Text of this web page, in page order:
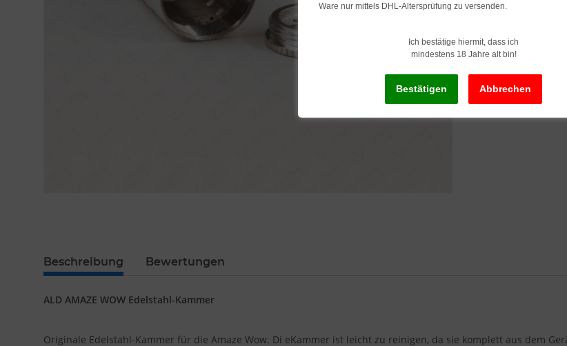
Beschreibung Bewertungen
ALD AMAZE WOW Edelstahl-Kammer
Originale Edelstahl-Kammer für die Amaze Wow. Di eKammer ist leicht zu reinigen, da sie komplett aus dem
Ware nur mittels DHL-Altersprüfung zu versenden.
Ich bestätige hiermit, dass ich
mindestens 18 Jahre alt bin!